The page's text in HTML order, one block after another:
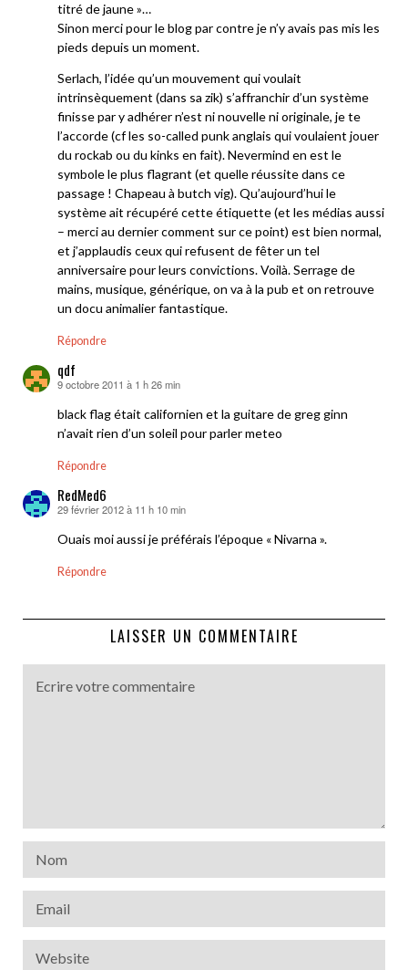
titré de jaune »…
Sinon merci pour le blog par contre je n’y avais pas mis les
pieds depuis un moment.
Serlach, l’idée qu’un mouvement qui voulait
intrinsèquement (dans sa zik) s’affranchir d’un système
finisse par y adhérer n’est ni nouvelle ni originale, je te
l’accorde (cf les so-called punk anglais qui voulaient jouer
du rockab ou du kinks en fait). Nevermind en est le
symbole le plus flagrant (et quelle réussite dans ce
passage ! Chapeau à butch vig). Qu’aujourd’hui le
système ait récupéré cette étiquette (et les médias aussi
– merci au dernier comment sur ce point) est bien normal,
et j’applaudis ceux qui refusent de fêter un tel
anniversaire pour leurs convictions. Voilà. Serrage de
mains, musique, générique, on va à la pub et on retrouve
un docu animalier fantastique.
Répondre
qdf
dit :
9 octobre 2011 à 1 h 26 min
black flag était californien et la guitare de greg ginn
n’avait rien d’un soleil pour parler meteo
Répondre
RedMed6
dit :
29 février 2012 à 11 h 10 min
Ouais moi aussi je préférais l’époque « Nivarna ».
Répondre
LAISSER UN COMMENTAIRE